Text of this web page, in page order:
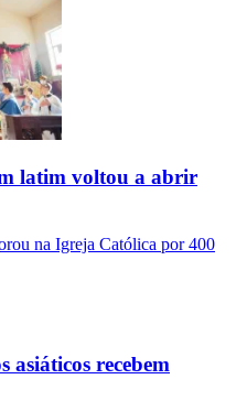
latim voltou a abrir
na Igreja Católica por 400
asiáticos recebem